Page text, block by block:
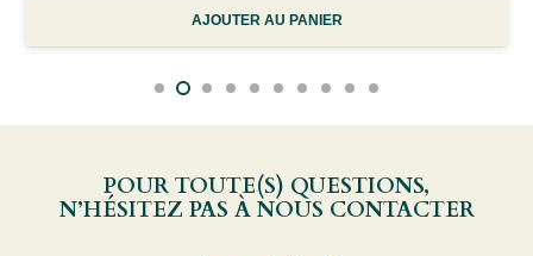
AJOUTER AU PANIER
POUR TOUTE(S) QUESTIONS,
N’HÉSITEZ PAS À NOUS CONTACTER